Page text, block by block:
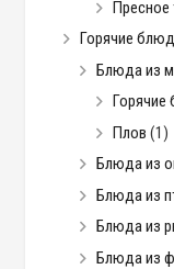
Пресное
Горячие
Блюда из
Плов (1)
Блюда из
Блюда из
Блюда из
Блюда из